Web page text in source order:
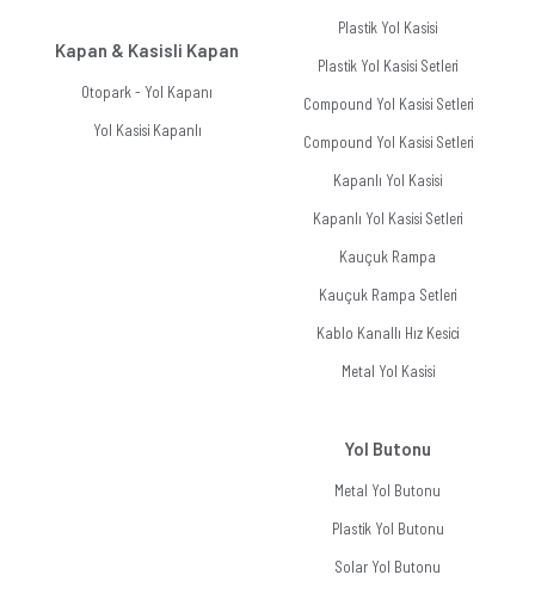
Kapan & Kasisli Kapan
Otopark - Yol Kapanı
Yol Kasisi Kapanlı
Plastik Yol Kasisi
Plastik Yol Kasisi Setleri
Compound Yol Kasisi Setleri
Compound Yol Kasisi Setleri
Kapanlı Yol Kasisi
Kapanlı Yol Kasisi Setleri
Kauçuk Rampa
Kauçuk Rampa Setleri
Kablo Kanallı Hız Kesici
Metal Yol Kasisi
Yol Butonu
Metal Yol Butonu
Plastik Yol Butonu
Solar Yol Butonu